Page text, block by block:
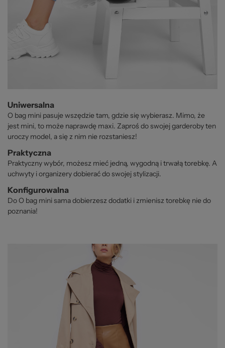
Uniwersalna
O bag mini pasuje wszędzie tam, gdzie się wybierasz. Mimo, że
jest mini, to może naprawdę maxi. Zaproś do swojej garderoby ten
uroczy model, a się z nim nie rozstaniesz!
Praktyczna
Praktyczny wybór, możesz mieć jedną, wygodną i trwałą torebkę. A
uchwyty i organizery dobierać do swojej stylizacji.
Konfigurowalna
Do O bag mini sama dobierzesz dodatki i zmienisz torebkę nie do
poznania!